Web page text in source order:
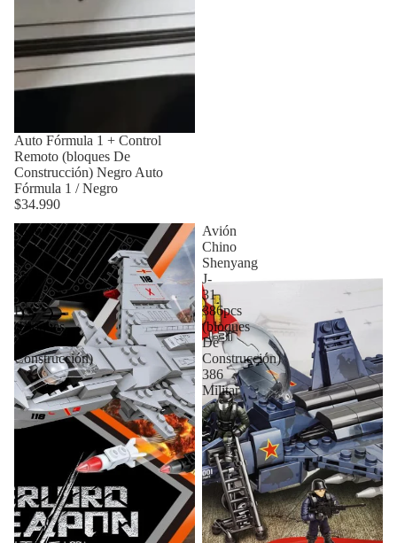
Auto Fórmula 1 + Control
Remoto (bloques De
Construcción) Negro Auto
Fórmula 1 / Negro
$34.990
Avión
Caza
J-
15
345
Pcs
(Bloques
De
Construcción)
Avión
Chino
Shenyang
J-
31
386pcs
(bloques
De
Construcción)
386
Militar